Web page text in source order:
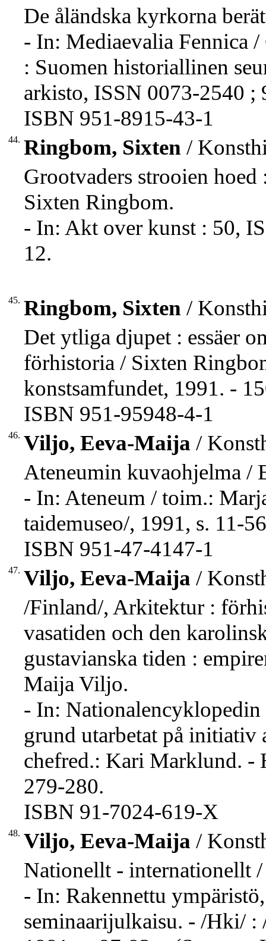
De åländska kyrkorna
- In: Mediaevalia Fennica
: Suomen historiallinen
arkisto, ISSN 0073-2540 ;
ISBN 951-8915-43-1
44. Ringbom, Sixten /
Grootvaders strooien
Sixten Ringbom.
- In: Akt over kunst : 50,
12.
45. Ringbom, Sixten /
Det ytliga djupet : essäer
förhistoria / Sixten
konstsamfundet, 1991. -
ISBN 951-95948-4-1
46. Viljo, Eeva-Maija /
Ateneumin kuvaohjelma /
- In: Ateneum / toim.:
taidemuseo/, 1991, s. 11-
ISBN 951-47-4147-1
47. Viljo, Eeva-Maija /
/Finland/, Arkitektur :
vasatiden och den
gustavianska tiden :
Maija Viljo.
- In: Nationalencyklopedin
grund utarbetat på initiativ
chefred.: Kari Marklund. -
279-280.
ISBN 91-7024-619-X
48. Viljo, Eeva-Maija /
Nationellt - internationellt
- In: Rakennettu
seminaarijulkaisu. - /Hki/ :